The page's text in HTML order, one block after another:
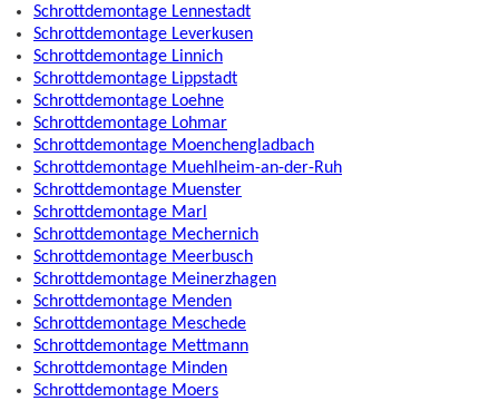
Schrottdemontage Lennestadt
Schrottdemontage Leverkusen
Schrottdemontage Linnich
Schrottdemontage Lippstadt
Schrottdemontage Loehne
Schrottdemontage Lohmar
Schrottdemontage Moenchengladbach
Schrottdemontage Muehlheim-an-der-Ruh
Schrottdemontage Muenster
Schrottdemontage Marl
Schrottdemontage Mechernich
Schrottdemontage Meerbusch
Schrottdemontage Meinerzhagen
Schrottdemontage Menden
Schrottdemontage Meschede
Schrottdemontage Mettmann
Schrottdemontage Minden
Schrottdemontage Moers